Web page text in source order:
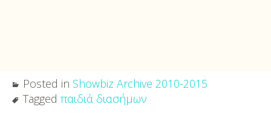
Posted in Showbiz Archive 2010-2015
Tagged παιδιά διασήμων